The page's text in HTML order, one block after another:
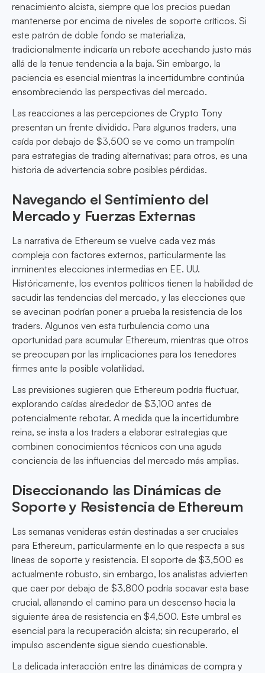
renacimiento alcista, siempre que los precios puedan
mantenerse por encima de niveles de soporte críticos. Si
este patrón de doble fondo se materializa,
tradicionalmente indicaría un rebote acechando justo más
allá de la tenue tendencia a la baja. Sin embargo, la
paciencia es esencial mientras la incertidumbre continúa
ensombreciendo las perspectivas del mercado.
Las reacciones a las percepciones de Crypto Tony
presentan un frente dividido. Para algunos traders, una
caída por debajo de $3,500 se ve como un trampolín
para estrategias de trading alternativas; para otros, es una
historia de advertencia sobre posibles pérdidas.
Navegando el Sentimiento del
Mercado y Fuerzas Externas
La narrativa de Ethereum se vuelve cada vez más
compleja con factores externos, particularmente las
inminentes elecciones intermedias en EE. UU.
Históricamente, los eventos políticos tienen la habilidad de
sacudir las tendencias del mercado, y las elecciones que
se avecinan podrían poner a prueba la resistencia de los
traders. Algunos ven esta turbulencia como una
oportunidad para acumular Ethereum, mientras que otros
se preocupan por las implicaciones para los tenedores
firmes ante la posible volatilidad.
Las previsiones sugieren que Ethereum podría fluctuar,
explorando caídas alrededor de $3,100 antes de
potencialmente rebotar. A medida que la incertidumbre
reina, se insta a los traders a elaborar estrategias que
combinen conocimientos técnicos con una aguda
conciencia de las influencias del mercado más amplias.
Diseccionando las Dinámicas de
Soporte y Resistencia de Ethereum
Las semanas venideras están destinadas a ser cruciales
para Ethereum, particularmente en lo que respecta a sus
líneas de soporte y resistencia. El soporte de $3,500 es
actualmente robusto, sin embargo, los analistas advierten
que caer por debajo de $3,800 podría socavar esta base
crucial, allanando el camino para un descenso hacia la
siguiente área de resistencia en $4,500. Este umbral es
esencial para la recuperación alcista; sin recuperarlo, el
impulso ascendente sigue siendo cuestionable.
La delicada interacción entre las dinámicas de compra y